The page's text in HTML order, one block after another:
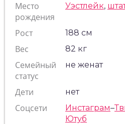
Место
рождения
Уэстлейк,
Рост 188 см
Вес 82 кг
Семейный
статус
не женат
Дети нет
Соцсети Инстаграм–
Ютуб